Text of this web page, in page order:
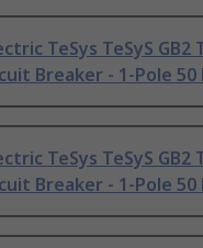
TeSys TeSyS GB2
Breaker - 1-Pole 50
TeSys TeSyS GB2
Breaker - 1-Pole 50